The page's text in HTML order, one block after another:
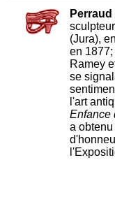
Perraud
(Jura),
en
Ramey
se
l'art
Enfance
a